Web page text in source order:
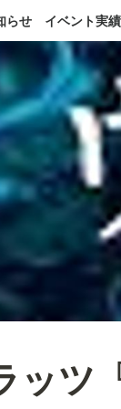
らせ イベント実績
ッツ